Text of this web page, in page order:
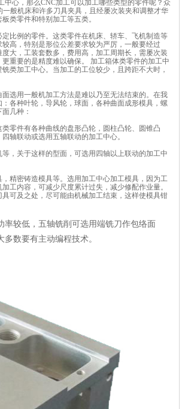
心，那么CNC加工可以加工哪些类型的零件呢？众
般机床和许多刀具夹具，且经屡次装夹和调整才华
类零件和特别加工等五类。
比例的零件。这类零件在机床、轿车、飞机制造等
高，特别是形位公差要求较为严厉，一般要经过
大，工装套数多，费用高，加工周期长，需屡次装
重要的是精度难以确保。 加工箱体类零件的加工中
类加工中心。当加工的工位较少，且跨距不大时，
选用一般机加工方法是难以乃至无法结束的。在我
各种叶轮，导风轮，球面，各种曲面成形模具，螺
几种：
零件有各种曲线的盘形凸轮，圆柱凸轮、圆锥凸
轴联动或选用五轴联动的加工中心。
，关于这样的型面，可选用四轴以上联动的加工中
精密铸造模具等。选用加工中心加工模具，因为工
工内容，可减少尺度累计过失，减少修配作业量。
可及之处，尽可能由机械加工结束，这样使模具钳
较低，五轴铣削可选用端铣刀作包络面
数要有主动编程技术。